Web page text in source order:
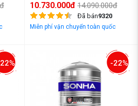
10.730.000đ 14.090.000đ
Đã bán9320
Miễn phí vận chuyển toàn quốc
-22%